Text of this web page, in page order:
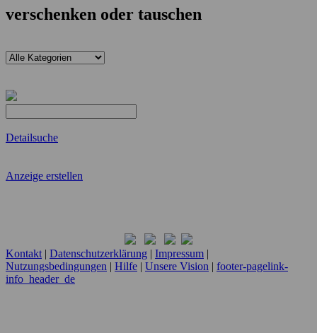
verschenken oder tauschen
Detailsuche
Anzeige erstellen
Kontakt | Datenschutzerklärung | Impressum |
Nutzungsbedingungen | Hilfe | Unsere Vision | footer-pagelink-
info_header_de